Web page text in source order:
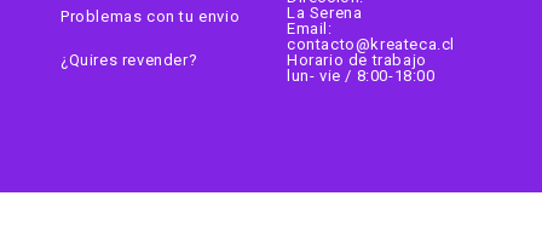
La Serena
Email:
contacto@kreateca.cl
Horario de trabajo
lun- vie / 8:00-18:00
Problemas con tu envio
¿Quires revender?